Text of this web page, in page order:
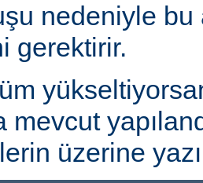
nedeniyle
gerektirir.
mevcut
üzerine